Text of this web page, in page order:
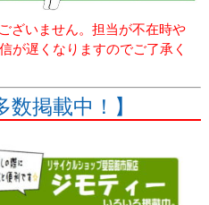
ざいません。担当が不在時や
が遅くなりますのでご了承く
数掲載中！】